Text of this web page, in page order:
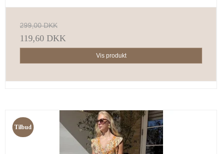
299,00 DKK
119,60 DKK
Vis produkt
Tilbud